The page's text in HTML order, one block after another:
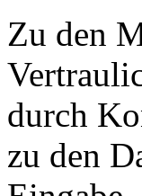
Zu den
durch
zu den